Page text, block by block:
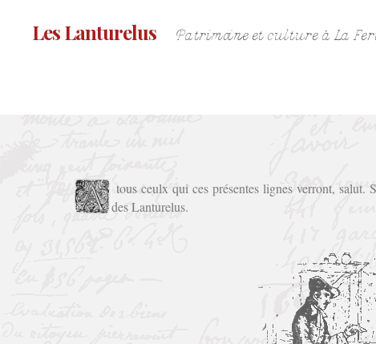
Les Lanturelus Patrimoine et culture à La
tous ceulx qui ces présentes lignes verront, salut.
des Lanturelus.